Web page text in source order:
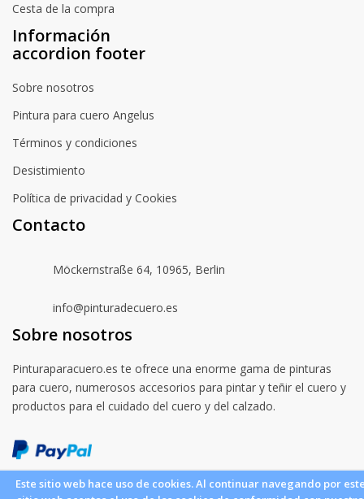
Este sitio web hace uso de cookies. Al continuar navegando por
Cesta de la compra
Información
accordion footer
Sobre nosotros
Pintura para cuero Angelus
Términos y condiciones
Desistimiento
Política de privacidad y Cookies
Contacto
Möckernstraße 64, 10965, Berlin
info@pinturadecuero.es
Sobre nosotros
Pinturaparacuero.es te ofrece una enorme gama de pinturas
para cuero, numerosos accesorios para pintar y teñir el cuero y
productos para el cuidado del cuero y del calzado.